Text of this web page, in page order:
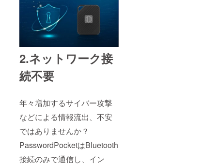
2.ネットワーク接
続不要
年々増加するサイバー攻撃
などによる情報流出、不安
ではありませんか？
PasswordPocketはBluetooth
接続のみで通信し、イン